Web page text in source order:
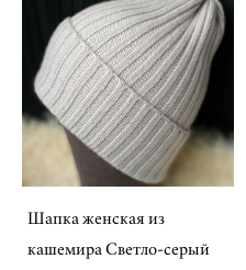
Шапка женская из
кашемира Светло-серый